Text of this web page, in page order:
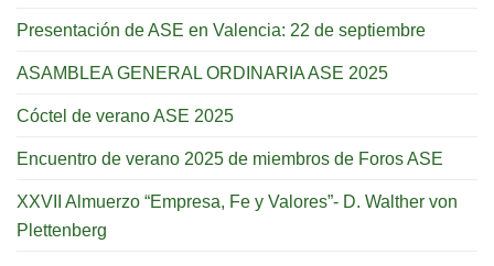
Presentación de ASE en Valencia: 22 de septiembre
ASAMBLEA GENERAL ORDINARIA ASE 2025
Cóctel de verano ASE 2025
Encuentro de verano 2025 de miembros de Foros ASE
XXVII Almuerzo “Empresa, Fe y Valores”- D. Walther von
Plettenberg